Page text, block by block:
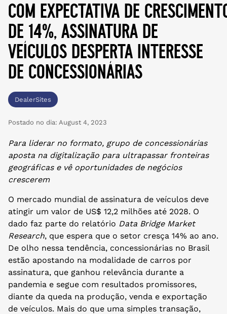
com expectativa de
de 14%, assinatura de
veículos desperta interesse
de concessionárias
DealerSites
Postado no dia: August 4, 2023
Para liderar no formato, grupo de concessionárias
aposta na digitalização para ultrapassar fronteiras
geográficas e vê oportunidades de negócios
crescerem
O mercado mundial de assinatura de veículos deve
atingir um valor de US$ 12,2 milhões até 2028. O
dado faz parte do relatório Data Bridge Market
Research, que espera que o setor cresça 14% ao ano.
De olho nessa tendência, concessionárias no Brasil
estão apostando na modalidade de carros por
assinatura, que ganhou relevância durante a
pandemia e segue com resultados promissores,
diante da queda na produção, venda e exportação
de veículos. Mais do que uma simples transação,